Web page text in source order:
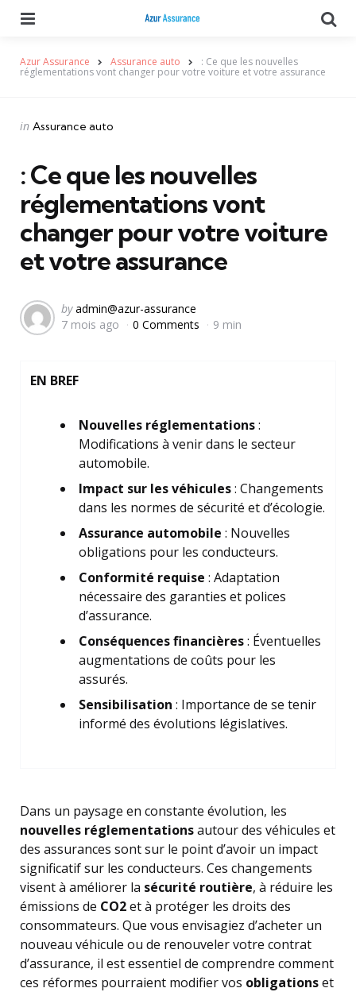
Azur Assurance Assurance auto : Ce que les nouvelles
réglementations vont changer pour votre voiture et votre assurance
Categories
Posted
in Assurance auto
: Ce que les nouvelles
réglementations vont
changer pour votre voiture
et votre assurance
Posted
by
by admin@azur-assurance
7 mois ago
0 Comments 9 min
EN BREF
Nouvelles réglementations:
Modifications à venir dans le secteur
automobile.
Impact sur les véhicules: Changements
dans les normes de sécurité et d’écologie.
Assurance automobile : Nouvelles
obligations pour les conducteurs.
Conformité requise : Adaptation
nécessaire des garanties et polices
d’assurance.
Conséquences financières: Éventuelles
augmentations de coûts pour les
assurés.
Sensibilisation : Importance de se tenir
informé des évolutions législatives.
Dans un paysage en constante évolution, les
nouvelles réglementationsautour des véhicules et
des assurances sont sur le point d’avoir un impact
significatif sur les conducteurs. Ces changements
visent à améliorer la sécurité routière, à réduire les
émissions de CO2et à protéger les droits des
consommateurs. Que vous envisagiez d’acheter un
nouveau véhicule ou de renouveler votre contrat
d’assurance, il est essentiel de comprendre comment
ces réformes pourraient modifier vos obligationset